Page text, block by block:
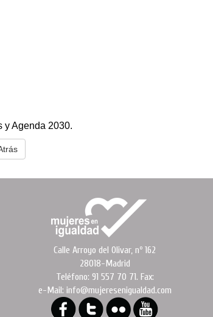
y Agenda 2030.
Calle Arroyo del Olivar, nº 162
28018-Madrid
Teléfono: 91 557 70 71. Fax:
e-Mail: info@mujeresenigualdad.com